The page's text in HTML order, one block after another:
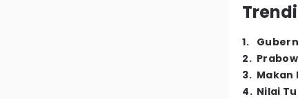
1.
2.
3. Makan
4. Nilai